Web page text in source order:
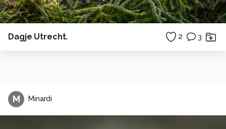
Dagje Utrecht. 2 3
M Minardi